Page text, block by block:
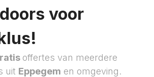
voor
offertes van meerdere
uit Eppegem en omgeving.